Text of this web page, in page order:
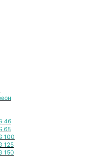
46
68
100
125
150